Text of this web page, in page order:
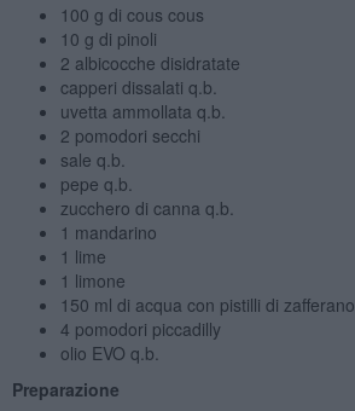
100 g di cous cous
10 g di pinoli
2 albicocche disidratate
capperi dissalati q.b.
uvetta ammollata q.b.
2 pomodori secchi
sale q.b.
pepe q.b.
zucchero di canna q.b.
1 mandarino
1 lime
1 limone
150 ml di acqua con pistilli di zafferano
4 pomodori piccadilly
olio EVO q.b.
Preparazione